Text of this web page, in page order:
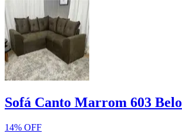
Sofá Canto Marrom 603 Belo
14% OFF